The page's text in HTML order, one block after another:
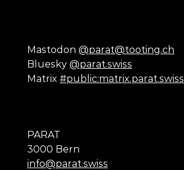
Mastodon@parat@tooting.ch
Bluesky@parat.swiss
Matrix#public:matrix.parat.swiss
PARAT
3000 Bern
info@parat.swiss